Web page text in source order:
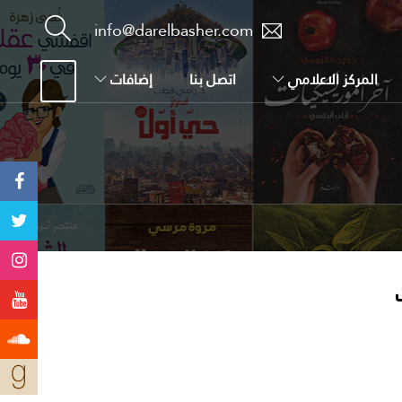
info@darelbasher.com
المركز الاعلامي اتصل بنا إضافات